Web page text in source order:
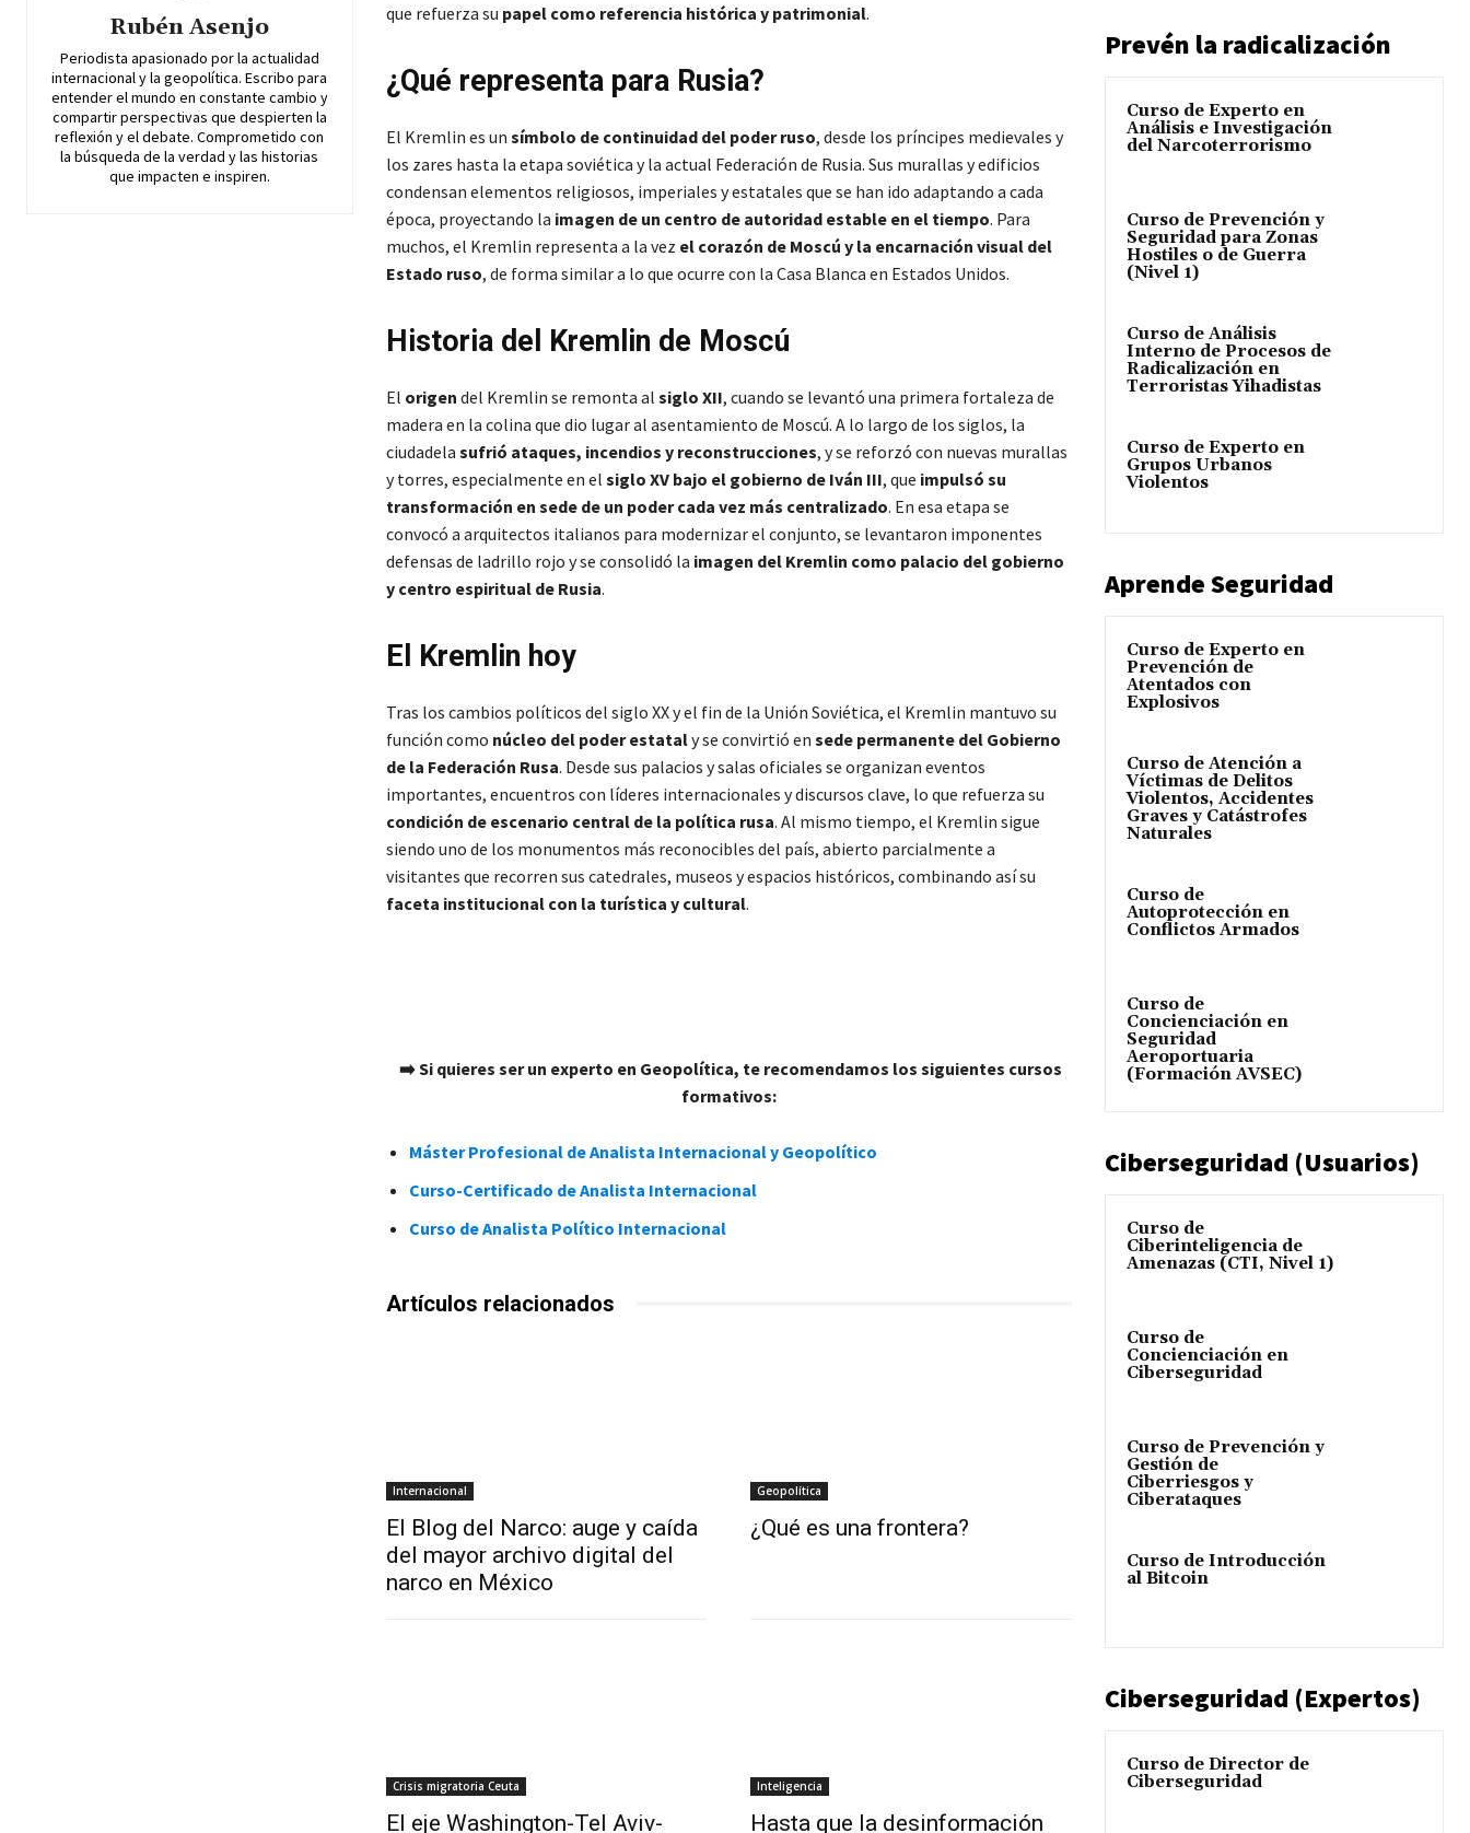
Rubén Asenjo
Periodista apasionado por la actualidad
internacional y la geopolítica. Escribo para
entender el mundo en constante cambio y
compartir perspectivas que despierten la
reflexión y el debate. Comprometido con
la búsqueda de la verdad y las historias
que impacten e inspiren.
que refuerza su papel como referencia histórica y patrimonial.
¿Qué representa para Rusia?
El Kremlin es un símbolo de continuidad del poder ruso, desde los príncipes medievales y
los zares hasta la etapa soviética y la actual Federación de Rusia. Sus murallas y edificios
condensan elementos religiosos, imperiales y estatales que se han ido adaptando a cada
época, proyectando la imagen de un centro de autoridad estable en el tiempo. Para
muchos, el Kremlin representa a la vez el corazón de Moscú y la encarnación visual del
Estado ruso, de forma similar a lo que ocurre con la Casa Blanca en Estados Unidos.
Historia del Kremlin de Moscú
El origen del Kremlin se remonta al siglo XII, cuando se levantó una primera fortaleza de
madera en la colina que dio lugar al asentamiento de Moscú. A lo largo de los siglos, la
ciudadela sufrió ataques, incendios y reconstrucciones, y se reforzó con nuevas murallas
y torres, especialmente en el siglo XV bajo el gobierno de Iván III, que impulsó su
transformación en sede de un poder cada vez más centralizado. En esa etapa se
convocó a arquitectos italianos para modernizar el conjunto, se levantaron imponentes
defensas de ladrillo rojo y se consolidó la imagen del Kremlin como palacio del gobierno
y centro espiritual de Rusia.
El Kremlin hoy
Tras los cambios políticos del siglo XX y el fin de la Unión Soviética, el Kremlin mantuvo su
función como núcleo del poder estataly se convirtió en sede permanente del Gobierno
de la Federación Rusa. Desde sus palacios y salas oficiales se organizan eventos
importantes, encuentros con líderes internacionales y discursos clave, lo que refuerza su
condición de escenario central de la política rusa. Al mismo tiempo, el Kremlin sigue
siendo uno de los monumentos más reconocibles del país, abierto parcialmente a
visitantes que recorren sus catedrales, museos y espacios históricos, combinando así su
faceta institucional con la turística y cultural.
➡️ Si quieres ser un experto en Geopolítica, te recomendamos los siguientes cursos
formativos:
Máster Profesional de Analista Internacional y Geopolítico
Curso-Certificado de Analista Internacional
Curso de Analista Político Internacional
Artículos relacionados
Internacional
El Blog del Narco: auge y caída
del mayor archivo digital del
narco en México
Geopolítica
¿Qué es una frontera?
Crisis migratoria Ceuta
El eje Washington-Tel Aviv-
Inteligencia
Hasta que la desinformación
Prevén la radicalización
Curso de Experto en
Análisis e Investigación
del Narcoterrorismo
Curso de Prevención y
Seguridad para Zonas
Hostiles o de Guerra
(Nivel 1)
Curso de Análisis
Interno de Procesos de
Radicalización en
Terroristas Yihadistas
Curso de Experto en
Grupos Urbanos
Violentos
Aprende Seguridad
Curso de Experto en
Prevención de
Atentados con
Explosivos
Curso de Atención a
Víctimas de Delitos
Violentos, Accidentes
Graves y Catástrofes
Naturales
Curso de
Autoprotección en
Conflictos Armados
Curso de
Concienciación en
Seguridad
Aeroportuaria
(Formación AVSEC)
Ciberseguridad (Usuarios)
Curso de
Ciberinteligencia de
Amenazas (CTI, Nivel 1)
Curso de
Concienciación en
Ciberseguridad
Curso de Prevención y
Gestión de
Ciberriesgos y
Ciberataques
Curso de Introducción
al Bitcoin
Ciberseguridad (Expertos)
Curso de Director de
Ciberseguridad